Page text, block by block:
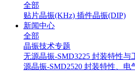
全部
贴片晶振(KHz) 插件晶振(DIP)
新闻中心
全部
晶振技术专题
无源晶振-SMD3225 封装特性与
源晶振-SMD2520 封装特性、